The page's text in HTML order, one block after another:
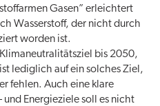
Gasen” erleichtert
Wasserstoff, der nicht durch
worden ist.
Klimaneutralitätsziel bis 2050,
lediglich auf ein solches Ziel,
fehlen. Auch eine klare
und Energieziele soll es nicht